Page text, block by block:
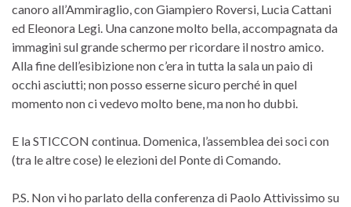
canoro all’Ammiraglio, con Giampiero Roversi, Lucia Cattani
ed Eleonora Legi. Una canzone molto bella, accompagnata da
immagini sul grande schermo per ricordare il nostro amico.
Alla fine dell’esibizione non c’era in tutta la sala un paio di
occhi asciutti; non posso esserne sicuro perché in quel
momento non ci vedevo molto bene, ma non ho dubbi.
E la STICCON continua. Domenica, l’assemblea dei soci con
(tra le altre cose) le elezioni del Ponte di Comando.
P.S. Non vi ho parlato della conferenza di Paolo Attivissimo su